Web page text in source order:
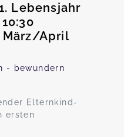
Lebensjahr
März/April
- bewundern
Elternkind-
ersten